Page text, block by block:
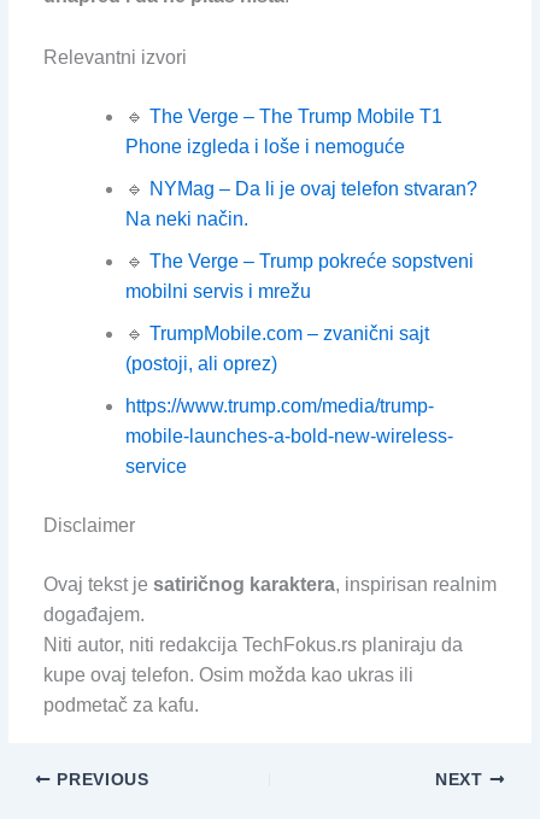
Relevantni izvori
🔹 The Verge – The Trump Mobile T1
Phone izgleda i loše i nemoguće
🔹 NYMag – Da li je ovaj telefon stvaran?
Na neki način.
🔹 The Verge – Trump pokreće sopstveni
mobilni servis i mrežu
🔹 TrumpMobile.com – zvanični sajt
(postoji, ali oprez)
https://www.trump.com/media/trump-
mobile-launches-a-bold-new-wireless-
service
Disclaimer
Ovaj tekst je satiričnog karaktera, inspirisan realnim
događajem.
Niti autor, niti redakcija TechFokus.rs planiraju da
kupe ovaj telefon. Osim možda kao ukras ili
podmetač za kafu.
PREVIOUS NEXT